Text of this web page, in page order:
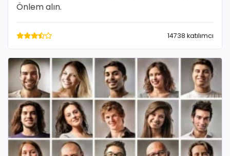
Önlem alın.
14738 katılımcı